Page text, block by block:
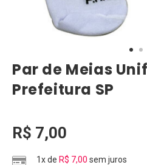
Par de Meias
Prefeitura SP
R$ 7,00
1x de R$ 7,00 sem juros